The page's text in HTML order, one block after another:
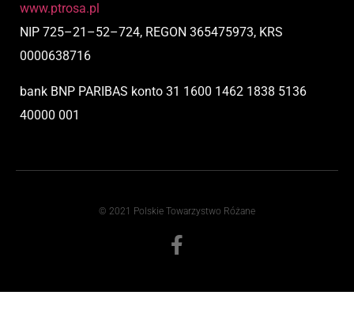
www.ptrosa.pl
NIP 725–21 –52–724, REGON 365475973, KRS
0000638716
bank BNP PARIBAS konto 31 1600 1462 1838 5136
40000 001
© 2021 Polskie Towarzystwo Różane